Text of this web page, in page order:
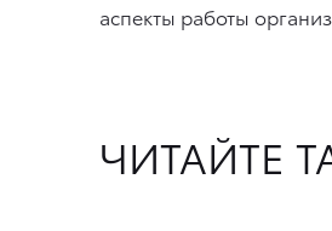
аспекты работы
ЧИТАЙТЕ